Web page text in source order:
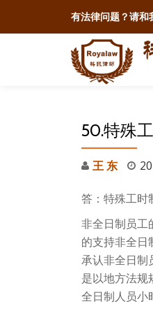
跳
有法律问题？请和
50.特殊
王 东
答：特殊工时
非全日制员工
的支持非全日
承认非全日制
是以地方法规
全日制人员小